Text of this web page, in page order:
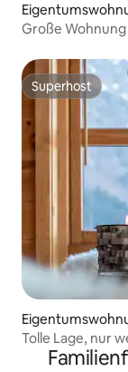
Große Wohnung
Superhost
Superhost
Tolle Lage, nur